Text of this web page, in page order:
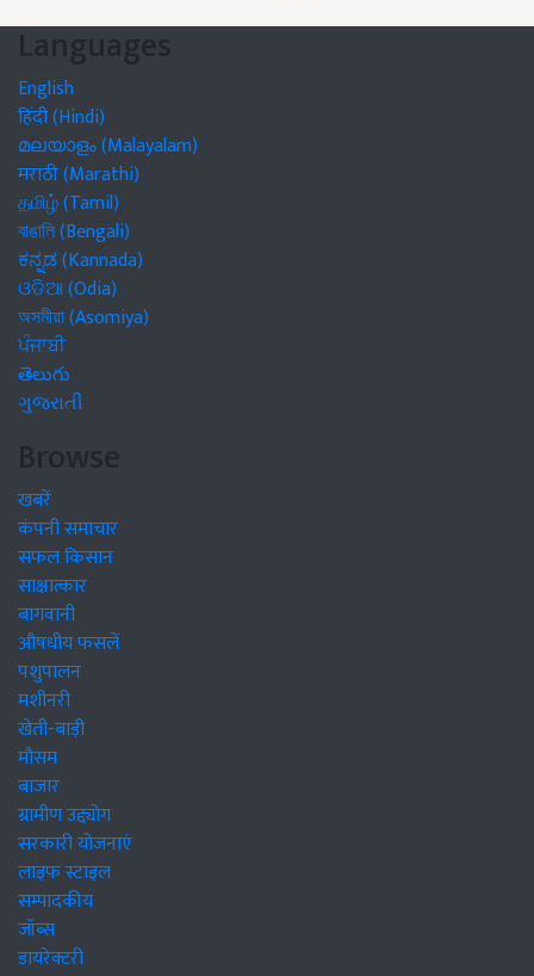
Languages
English
हिंदी (Hindi)
മലയാളം (Malayalam)
मराठी (Marathi)
தமிழ் (Tamil)
বাঙালি (Bengali)
ಕನ್ನಡ (Kannada)
ଓଡିଆ (Odia)
অসমীয়া (Asomiya)
ਪੰਜਾਬੀ
తెలుగు
ગુજરાતી
Browse
खबरें
कंपनी समाचार
सफल किसान
साक्षात्कार
बागवानी
औषधीय फसलें
पशुपालन
मशीनरी
खेती-बाड़ी
मौसम
बाजार
ग्रामीण उद्द्योग
सरकारी योजनाएं
लाइफ स्टाइल
सम्पादकीय
जॉब्स
डायरेक्टरी